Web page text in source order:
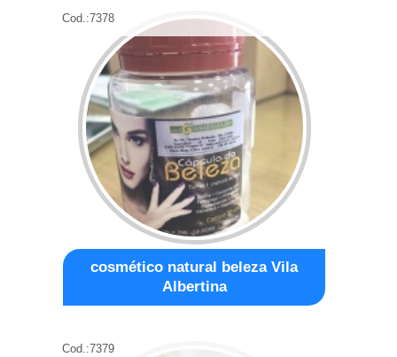
Cod.:7378
cosmético natural beleza Vila
Albertina
Cod.:7379